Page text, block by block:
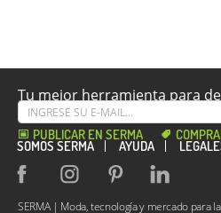
Tu mejor herramienta para
PUBLICAR EN SERMA
SOMOS SERMA AYUDA
SERMA | Moda, tecnología y mercado para